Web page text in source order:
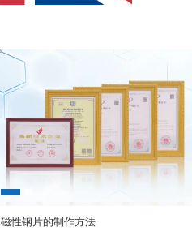
磁性钢片的制作方法